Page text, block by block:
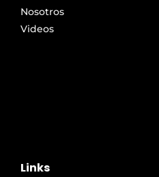
Nosotros
Videos
Links